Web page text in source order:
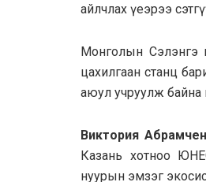
айлчлах үеэрээ
Монголын Сэлэнгэ
цахилгаан станц
аюул учруулж байна
Виктория
Казань хотноо
нуурын эмзэг